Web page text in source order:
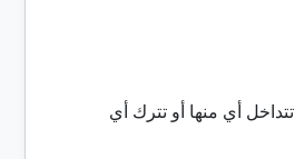
أي منها أو تترك أي